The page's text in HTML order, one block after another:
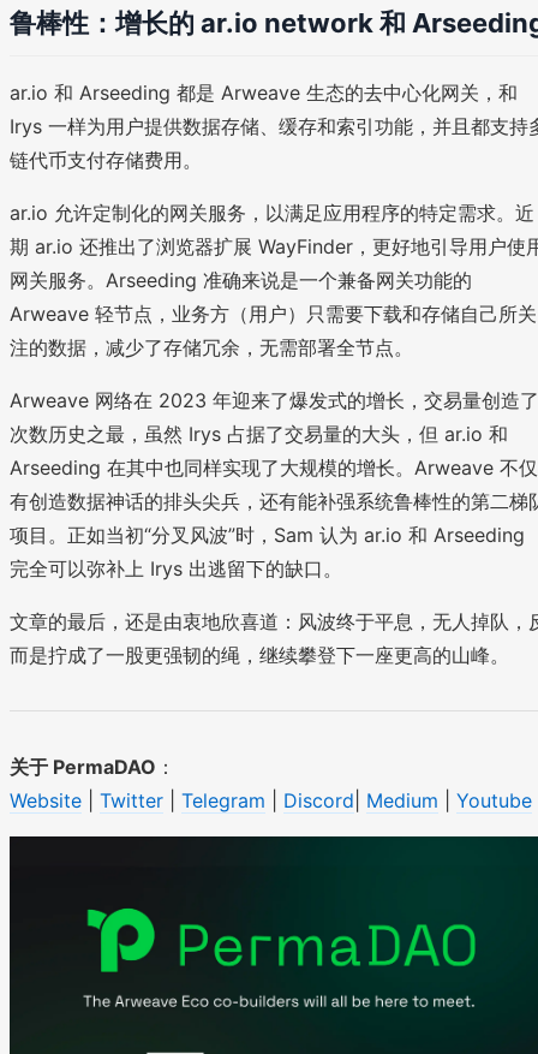
鲁棒性：增长的 ar.io network 和
ar.io 和 Arseeding 都是 Arweave 生态的去中心化网关，和
Irys 一样为用户提供数据存储、缓存和索引功能，并且都支持
链代币支付存储费用。
ar.io 允许定制化的网关服务，以满足应用程序的特定需求。近
期 ar.io 还推出了浏览器扩展 WayFinder，更好地引导用户使
网关服务。Arseeding 准确来说是一个兼备网关功能的
Arweave 轻节点，业务方（用户）只需要下载和存储自己所关
注的数据，减少了存储冗余，无需部署全节点。
Arweave 网络在 2023 年迎来了爆发式的增长，交易量创造了
次数历史之最，虽然 Irys 占据了交易量的大头，但 ar.io 和
Arseeding 在其中也同样实现了大规模的增长。Arweave 不仅
有创造数据神话的排头尖兵，还有能补强系统鲁棒性的第二梯
项目。正如当初“分叉风波”时，Sam 认为 ar.io 和 Arseeding
完全可以弥补上 Irys 出逃留下的缺口。
文章的最后，还是由衷地欣喜道：风波终于平息，无人掉队，
而是拧成了一股更强韧的绳，继续攀登下一座更高的山峰。
关于 PermaDAO ：
Website
Twitter Telegram Discord Medium Youtube